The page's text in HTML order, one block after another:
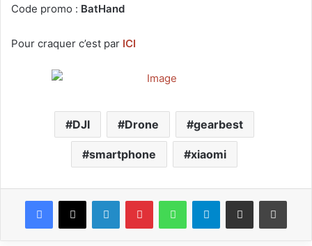
Code promo : BatHand
Pour craquer c’est par ICI
DJI Drone gearbest
smartphone xiaomi
Facebook
X LinkedinPinterestWhatsAppTelegramPartagez par mail